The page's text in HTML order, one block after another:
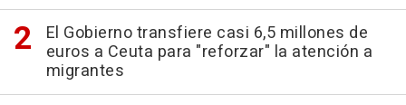
El Gobierno transfiere casi 6,5 millones de
euros a Ceuta para "reforzar" la atención a
migrantes